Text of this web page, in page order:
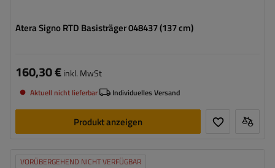
Atera Signo RTD Basisträger 048437 (137 cm)
160,30 €inkl. MwSt
Aktuell nicht lieferbar Individuelles Versand
Produkt anzeigen
VORÜBERGEHEND NICHT VERFÜGBAR